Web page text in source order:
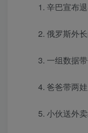
1. 辛巴宣布
2. 俄罗斯外
3. 一组数据
4. 爸爸带两
5. 小伙送外